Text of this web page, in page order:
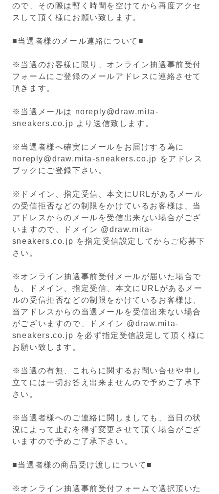
ので、その際は暫く時間を空けてから再度アクセ
スして頂く様にお願い致します。
■当選者様のメール連絡について■
※当選のお客様に限り、オンライン抽選事前受付
フォームにご登録のメールアドレスに連絡させて
頂きます。
※当選メールは noreply@draw.mita-
sneakers.co.jp より送信致します。
※当選者様へ確実にメールをお届けする為に
noreply@draw.mita-sneakers.co.jp をアドレス
ブックにご登録下さい。
※ドメイン、指定受信、本文にURLがあるメール
の受信拒否などの制限をかけているお客様は、当
アドレスからのメールを受信出来ない場合がござ
いますので、ドメイン @draw.mita-
sneakers.co.jp を指定受信設定してからご応募下
さい。
※オンライン抽選事前受付メールが届いた場合で
も、ドメイン、指定受信、本文にURLがあるメー
ルの受信拒否などの制限をかけているお客様は、
当アドレスからの当選メールを受信出来ない場合
がございますので、ドメイン @draw.mita-
sneakers.co.jp を必ず指定受信設定して頂く様に
お願い致します。
※当選の有無、これらに関するお問い合せや申し
立てには一切お答え出来ませんので予めご了承下
さい。
※当選者様へのご連絡に関しましても、当日の状
況によって止むを得ず変更させて頂く場合がござ
いますので予めご了承下さい。
■当選者様の商品受け渡しについて■
※オンライン抽選事前受付フォームで選択頂いた